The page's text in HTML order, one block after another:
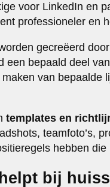
voor LinkedIn en
professioneler en
gecreëerd
een bepaald deel
van bepaalde
templates en
teamfoto’s,
hebben
bij